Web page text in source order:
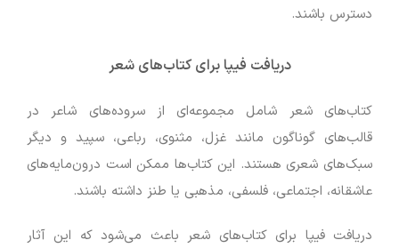
دسترس باشند.
دریافت فیپا برای کتاب‌های شعر
کتاب‌های شعر شامل مجموعه‌ای از سروده‌های شاعر در
قالب‌های گوناگون مانند غزل، مثنوی، رباعی، سپید و دیگر
سبک‌های شعری هستند. این کتاب‌ها ممکن است درون‌مایه‌های
عاشقانه، اجتماعی، فلسفی، مذهبی یا طنز داشته باشند.
دریافت فیپا برای کتاب‌های شعر باعث می‌شود که این آثار